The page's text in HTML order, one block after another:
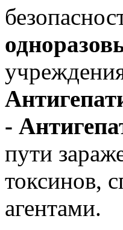
-
пути
токсинов,
агентами.